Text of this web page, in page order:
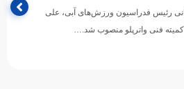
فدراسیون ورزش‌های آبی، علی
فنی واترپلو منصوب شد.…